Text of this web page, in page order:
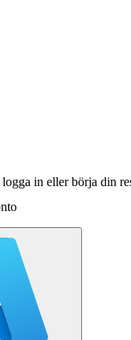
in eller börja din